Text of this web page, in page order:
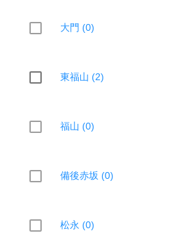
大門 (0)
東福山 (2)
福山 (0)
備後赤坂 (0)
松永 (0)